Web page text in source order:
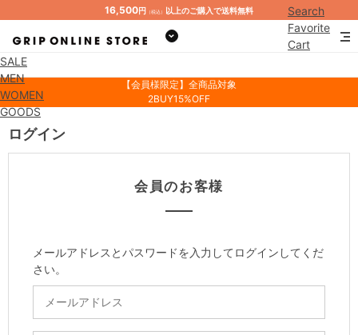
16,500円 （税込） 以上のご購入で送料無料
Search
Favorite
Cart
SALE
MEN
WOMEN
GOODS
【会員様限定】全商品対象
2BUY15%OFF
ログイン
会員のお客様
メールアドレスとパスワードを入力してログインしてくだ
さい。